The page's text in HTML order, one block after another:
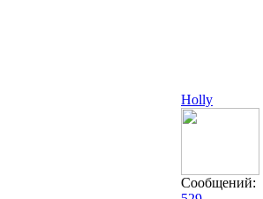
Holly
Сообщений: